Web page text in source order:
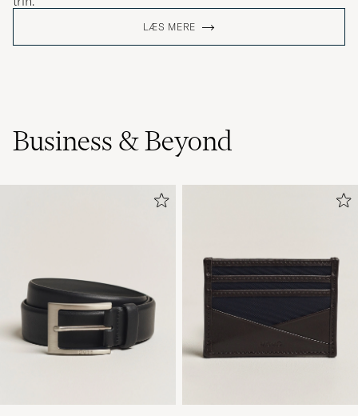
LÆS MERE
Business & Beyond